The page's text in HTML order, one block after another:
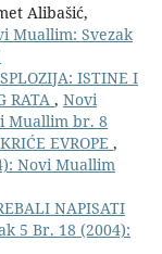
Alibašić,
Muallim: Svezak
ISTINE I
RATA , Novi
Muallim br. 8
EVROPE ,
Novi Muallim
NAPISATI
5 Br. 18 (2004):